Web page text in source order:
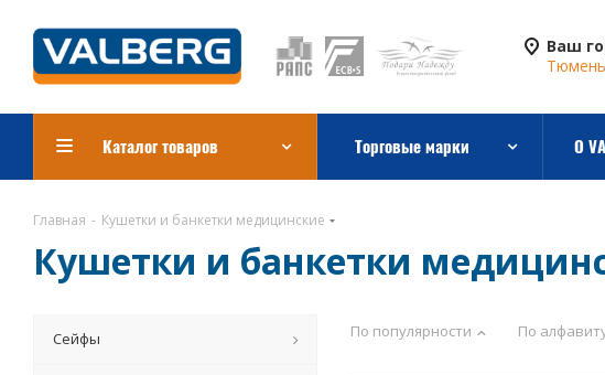
Ваш
Тюмень
Каталог товаров Торговые марки О
Главная - Кушетки и банкетки медицинские
Кушетки и банкетки
По популярности По
Сейфы